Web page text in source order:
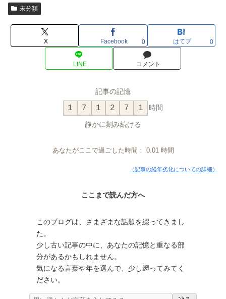
未分類
X Facebook 0 はてブ 0
LINE コメント
記事の記憶
1 7 1 2 7 1 時間
静かに刻み続ける
あなたがここで過ごした時間： 0.01時間
（記事の経年劣化についての詳細）
ここまで読んだ方へ
このブログは、さまざまな話題を綴ってきまし
た。
少し古い記事の中に、あなたの記憶と重なる部
分があるかもしれません。
気になる言葉や年を選んで、少し遡ってみてく
ださい。